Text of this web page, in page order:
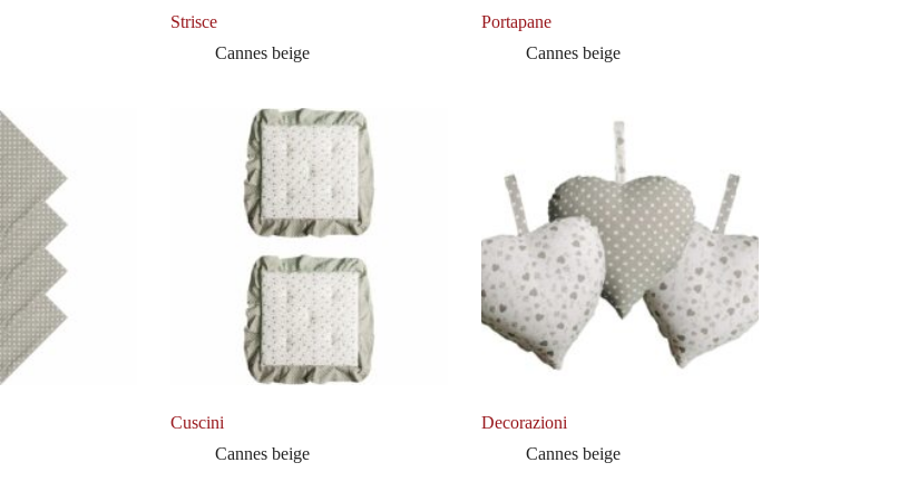
Strisce
Cannes beige
Portapane
Cannes beige
Cuscini
Cannes beige
Decorazioni
Cannes beige